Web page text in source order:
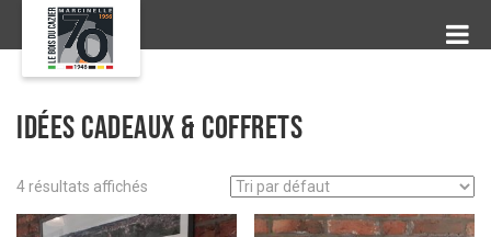
Idées cadeaux & coffrets
4 résultats affichés